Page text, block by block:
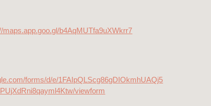
maps.app.goo.gl/b4AqMUTfa9uXWkrr7
forms/d/e/1FAIpQLScg86gDIOkmhUAQj5
viewform